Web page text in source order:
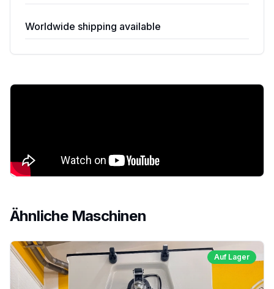
Worldwide shipping available
Ähnliche Maschinen
Auf Lager